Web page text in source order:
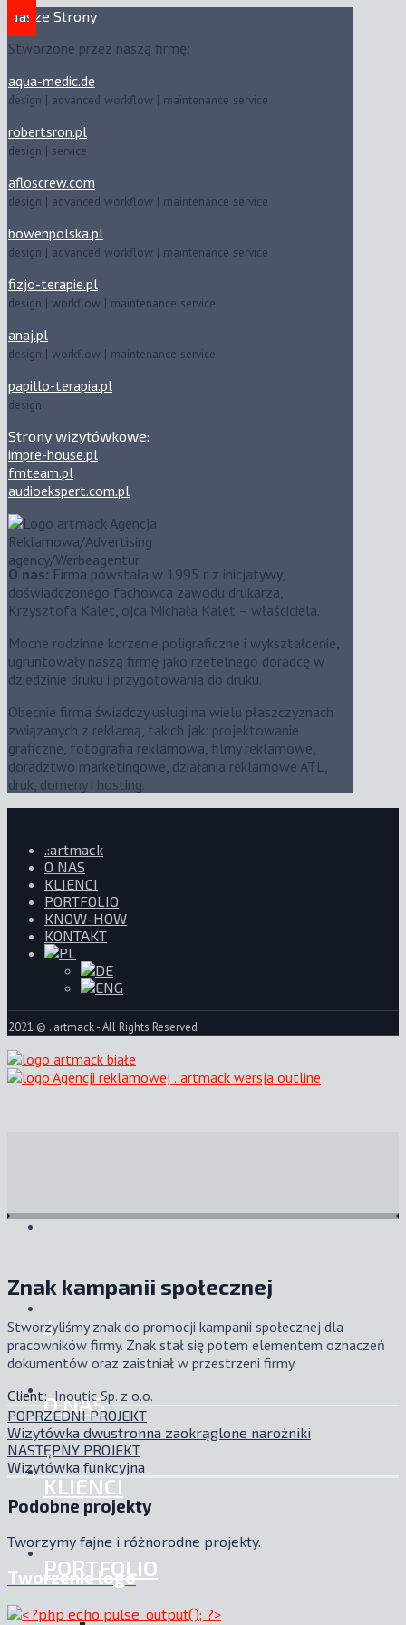
Nasze Strony
Stworzone przez naszą firmę:
aqua-medic.de
design | advanced workflow | maintenance service
robertsron.pl
design | service
afloscrew.com
design | advanced workflow | maintenance service
bowenpolska.pl
design | advanced workflow | maintenance service
fizjo-terapie.pl
design | workflow | maintenance service
anaj.pl
design | workflow | maintenance service
papillo-terapia.pl
design
Strony wizytówkowe:
impre-house.pl
fmteam.pl
audioekspert.com.pl
O nas: Firma powstała w 1995 r. z inicjatywy,
doświadczonego fachowca zawodu drukarza,
Krzysztofa Kalet, ojca Michała Kalet – właściciela.
Mocne rodzinne korzenie poligraficzne i wykształcenie,
ugruntowały naszą firmę jako rzetelnego doradcę w
dziedzinie druku i przygotowania do druku.
Obecnie firma świadczy usługi na wielu płaszczyznach
związanych z reklamą, takich jak: projektowanie
graficzne, fotografia reklamowa, filmy reklamowe,
doradztwo marketingowe, działania reklamowe ATL,
druk, domeny i hosting.
.:artmack
O NAS
KLIENCI
PORTFOLIO
KNOW-HOW
KONTAKT
2021 © .:artmack - All Rights Reserved
.:
O NAS
KLIENCI
PORTFOLIO
Znak kampanii społecznej
Stworzyliśmy znak do promocji kampanii społecznej dla
pracowników firmy. Znak stał się potem elementem oznaczeń
dokumentów oraz zaistniał w przestrzeni firmy.
Client:Inoutic Sp. z o.o.
POPRZEDNI PROJEKT
Wizytówka dwustronna zaokrąglone narożniki
NASTĘPNY PROJEKT
Wizytówka funkcyjna
Podobne projekty
Tworzymy fajne i różnorodne projekty.
Tworzenie logo